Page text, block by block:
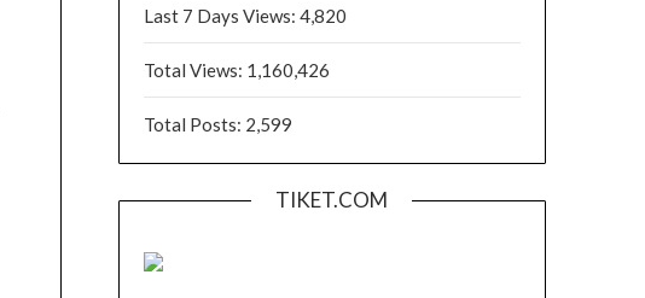
Last 7 Days Views: 4,820
Total Views: 1,160,426
Total Posts: 2,599
TIKET.COM